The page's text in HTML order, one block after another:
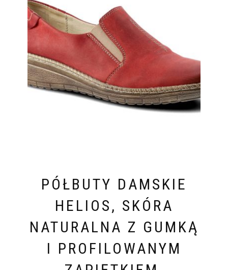
PÓŁBUTY DAMSKIE
HELIOS, SKÓRA
NATURALNA Z GUMKĄ
I PROFILOWANYM